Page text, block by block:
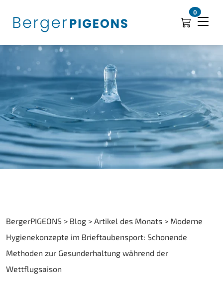
0
BergerPIGEONS > Blog > Artikel des Monats > Moderne
Hygienekonzepte im Brieftaubensport: Schonende
Methoden zur Gesunderhaltung während der
Wettflugsaison